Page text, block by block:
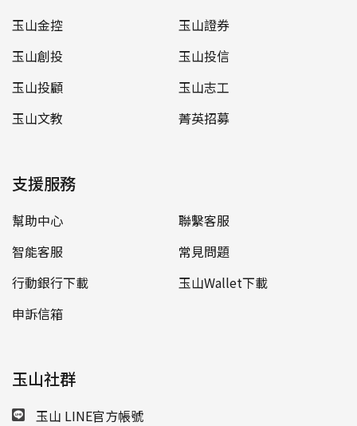
玉山金控
玉山證券
玉山創投
玉山投信
玉山投顧
玉山志工
玉山文教
菁英招募
支援服務
幫助中心
聯繫客服
智能客服
常見問題
行動銀行下載
玉山Wallet下載
申訴信箱
玉山社群
玉山 LINE官方帳號